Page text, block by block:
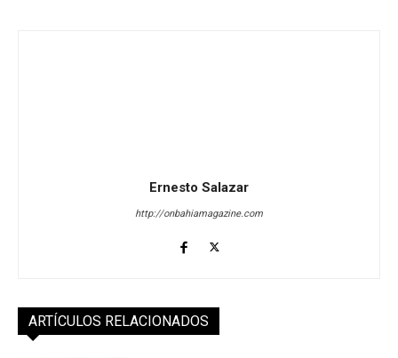
Ernesto Salazar
http://onbahiamagazine.com
ARTÍCULOS RELACIONADOS